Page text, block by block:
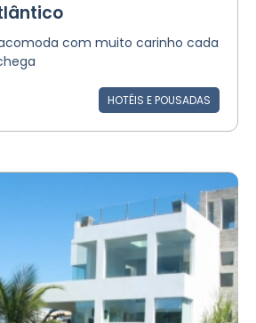
com muito carinho cada
HOTÉIS E POUSADAS